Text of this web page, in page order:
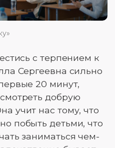
с терпением к
Сергеевна сильно
20 минут,
добрую
учит нас тому, что
побыть детьми, что
заниматься чем-